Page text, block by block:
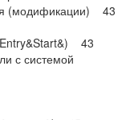
(модификации) 43
43
с системой